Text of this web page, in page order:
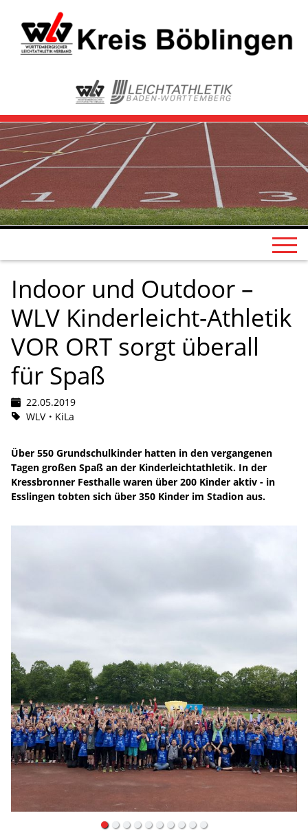
Indoor und Outdoor –
WLV Kinderleicht-Athletik
VOR ORT sorgt überall
für Spaß
22.05.2019
WLV
KiLa
Über 550 Grundschulkinder hatten in den vergangenen
Tagen großen Spaß an der Kinderleichtathletik. In der
Kressbronner Festhalle waren über 200 Kinder aktiv - in
Esslingen tobten sich über 350 Kinder im Stadion aus.